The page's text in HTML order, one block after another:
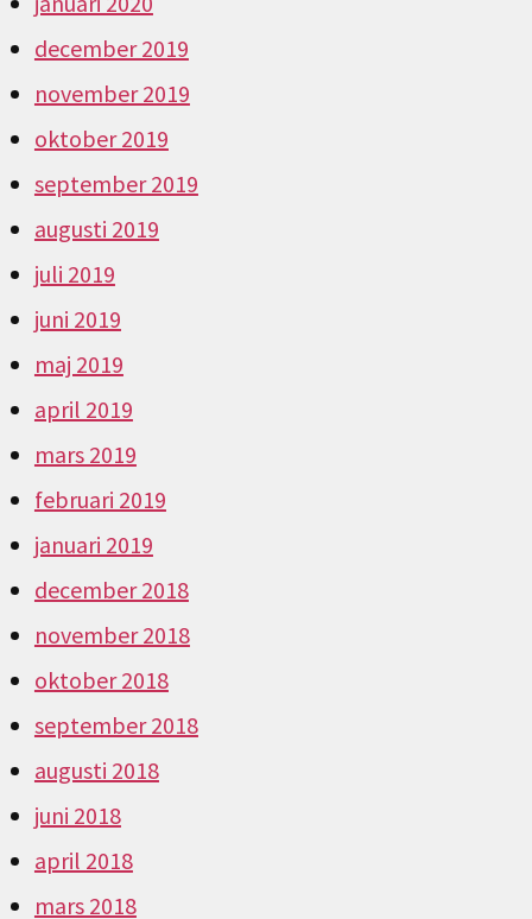
december 2019
november 2019
oktober 2019
september 2019
augusti 2019
juli 2019
juni 2019
maj 2019
april 2019
mars 2019
februari 2019
januari 2019
december 2018
november 2018
oktober 2018
september 2018
augusti 2018
juni 2018
april 2018
mars 2018